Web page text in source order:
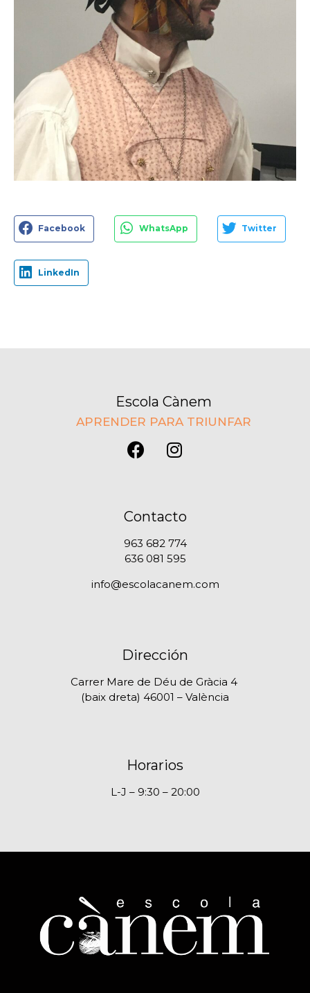
Facebook WhatsApp Twitter
LinkedIn
Escola Cànem
APRENDER PARA TRIUNFAR
Contacto
963 682 774
636 081 595
info@escolacanem.com
Dirección
Carrer Mare de Déu de Gràcia 4
(baix dreta) 46001 – València
Horarios
L-J – 9:30 – 20:00